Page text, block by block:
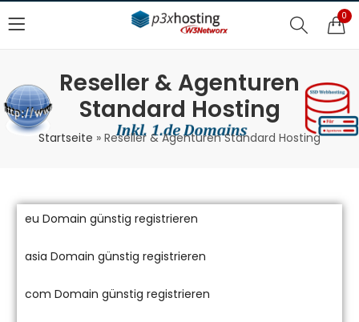
0
Reseller & Agenturen
Standard Hosting
Startseite » Reseller & Agenturen Standard Hosting
eu Domain günstig registrieren
asia Domain günstig registrieren
com Domain günstig registrieren